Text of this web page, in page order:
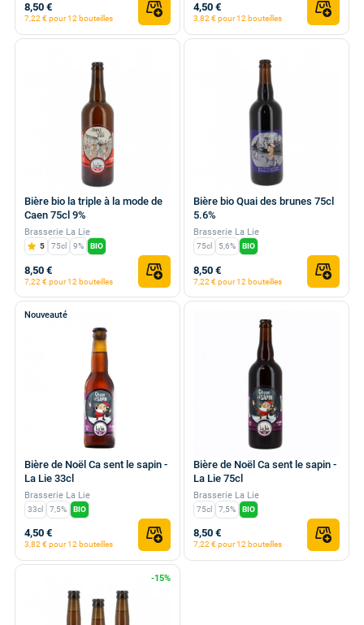
8,50 €
7,22 € pour 12 bouteilles
4,50 €
3,82 € pour 12 bouteilles
Bière bio la triple à la mode de
Caen 75cl 9%
Brasserie La Lie
5 75cl 9% BIO
8,50 €
7,22 € pour 12 bouteilles
Bière bio Quai des brunes 75cl
5.6%
Brasserie La Lie
75cl 5,6% BIO
8,50 €
7,22 € pour 12 bouteilles
Nouveauté
Bière de Noël Ca sent le sapin -
La Lie 33cl
Brasserie La Lie
33cl 7,5% BIO
4,50 €
3,82 € pour 12 bouteilles
Bière de Noël Ca sent le sapin -
La Lie 75cl
Brasserie La Lie
75cl 7,5% BIO
8,50 €
7,22 € pour 12 bouteilles
-15%